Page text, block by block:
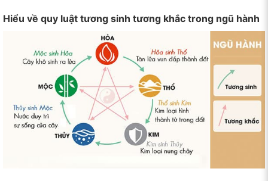
Hiểu về quy luật tương sinh tương khắc trong ngũ hành